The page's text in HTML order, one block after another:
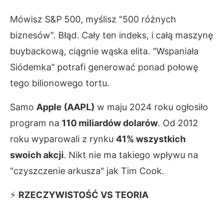
Mówisz S&P 500, myślisz "500 różnych
biznesów". Błąd. Cały ten indeks, i całą maszynę
buybackową, ciągnie wąska elita. "Wspaniała
Siódemka" potrafi generować ponad połowę
tego bilionowego tortu.
Samo Apple (AAPL) w maju 2024 roku ogłosiło
program na 110 miliardów dolarów. Od 2012
roku wyparowali z rynku 41% wszystkich
swoich akcji. Nikt nie ma takiego wpływu na
"czyszczenie arkusza" jak Tim Cook.
⚡ RZECZYWISTOŚĆ VS TEORIA